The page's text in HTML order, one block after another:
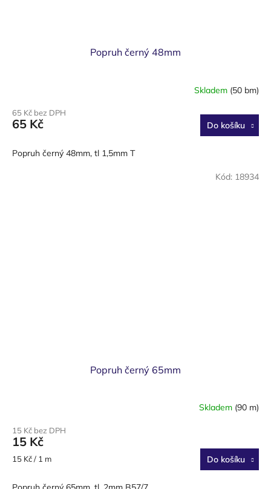
Popruh černý 48mm
Skladem (50 bm)
65 Kč bez DPH
65 Kč Do košíku
Popruh černý 48mm, tl 1,5mm T
Popruh černý 65mm
Skladem (90 m)
15 Kč bez DPH
15 Kč
Měrná
15 Kč / 1 m Do košíku
Kód: 18934